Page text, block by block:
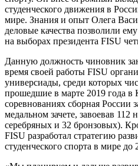
студенческого движения в
мире. Знания и опыт Олега
деловые качества позволили
на выборах президента FISU
Данную должность чиновник
время своей работы FISU
универсиады, среди которых
прошедшие в марте 2019 года в
соревнованиях сборная России
медальном зачете, завоевав 112
серебряных и 32 бронзовых).
FISU разработал стратегию
студенческого спорта в мире до